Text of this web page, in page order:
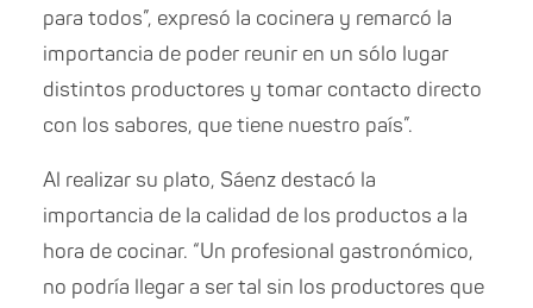
para todos”, expresó la cocinera y remarcó la
importancia de poder reunir en un sólo lugar
distintos productores y tomar contacto directo
con los sabores, que tiene nuestro país”.
Al realizar su plato, Sáenz destacó la
importancia de la calidad de los productos a la
hora de cocinar. “Un profesional gastronómico,
no podría llegar a ser tal sin los productores que